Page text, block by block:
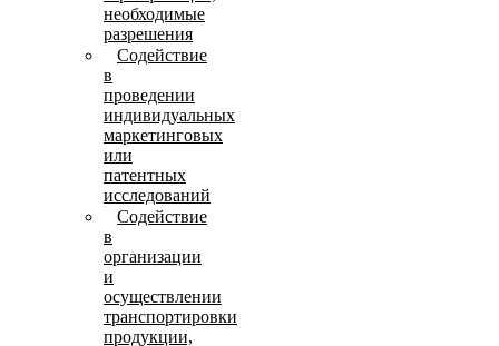
необходимые
разрешения
Содействие
в
проведении
индивидуальных
маркетинговых
или
патентных
исследований
Содействие
в
организации
и
осуществлении
транспортировки
продукции,